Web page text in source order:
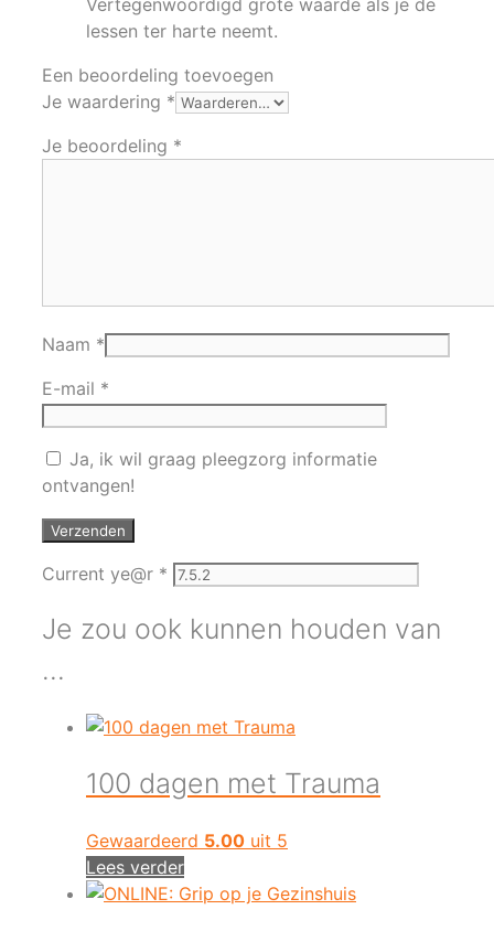
lessen ter harte neemt.
Een beoordeling toevoegen
Je waardering *
Je beoordeling *
Naam *
E-mail *
Ja, ik wil graag pleegzorg informatie
ontvangen!
Current ye@r *
Je zou ook kunnen houden van
…
100 dagen met Trauma
Gewaardeerd 5.00 uit 5
Lees verder